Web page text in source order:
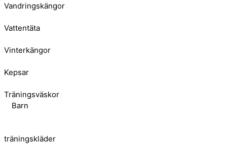
Vandringskängor
Vattentäta
Vinterkängor
Kepsar
Träningsväskor
Barn
träningskläder